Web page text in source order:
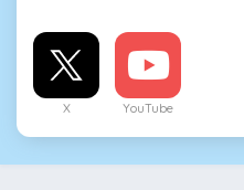
X YouTube